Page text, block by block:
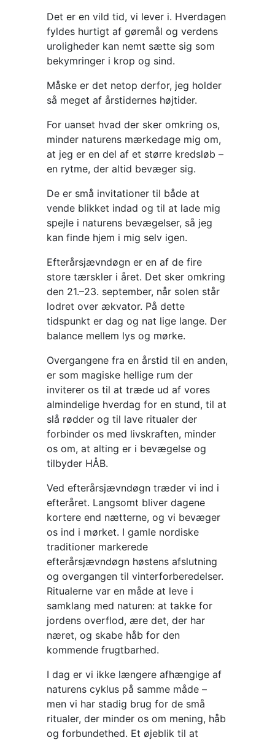
Det er en vild tid, vi lever i. Hverdagen
fyldes hurtigt af gøremål og verdens
uroligheder kan nemt sætte sig som
bekymringer i krop og sind.
Måske er det netop derfor, jeg holder
så meget af årstidernes højtider.
For uanset hvad der sker omkring os,
minder naturens mærkedage mig om,
at jeg er en del af et større kredsløb –
en rytme, der altid bevæger sig.
De er små invitationer til både at
vende blikket indad og til at lade mig
spejle i naturens bevægelser, så jeg
kan finde hjem i mig selv igen.
Efterårsjævndøgn er en af de fire
store tærskler i året. Det sker omkring
den 21.–23. september, når solen står
lodret over ækvator. På dette
tidspunkt er dag og nat lige lange. Der
balance mellem lys og mørke.
Overgangene fra en årstid til en anden,
er som magiske hellige rum der
inviterer os til at træde ud af vores
almindelige hverdag for en stund, til at
slå rødder og til lave ritualer der
forbinder os med livskraften, minder
os om, at alting er i bevægelse og
tilbyder HÅB.
Ved efterårsjævndøgn træder vi ind i
efteråret. Langsomt bliver dagene
kortere end nætterne, og vi bevæger
os ind i mørket. I gamle nordiske
traditioner markerede
efterårsjævndøgn høstens afslutning
og overgangen til vinterforberedelser.
Ritualerne var en måde at leve i
samklang med naturen: at takke for
jordens overflod, ære det, der har
næret, og skabe håb for den
kommende frugtbarhed.
I dag er vi ikke længere afhængige af
naturens cyklus på samme måde –
men vi har stadig brug for de små
ritualer, der minder os om mening, håb
og forbundethed. Et øjeblik til at